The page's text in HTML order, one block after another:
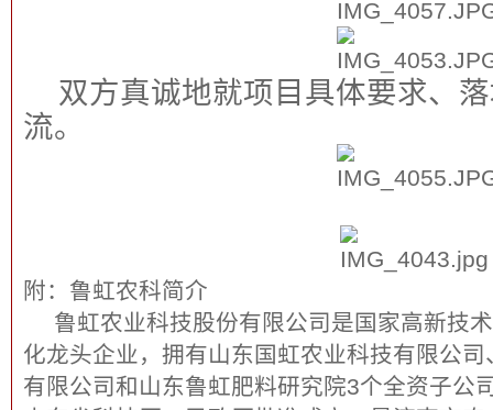
双方真诚地就项目具体要求、
流。
附：鲁虹农科简介
鲁虹农业科技股份有限公司是国家高新技
化龙头企业，拥有山东国虹农业科技有限公
有限公司和山东鲁虹肥料研究院3个全资子公